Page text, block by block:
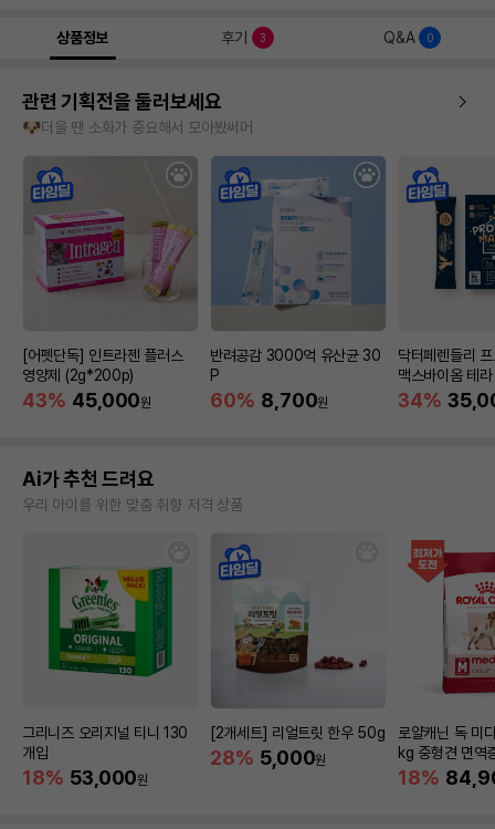
상품정보 후기 3 Q&A 0
관련 기획전을 둘러보세요
🐶더울 땐 소화가 중요해서 모아봤써머
[어펫단독] 인트라젠 플러스
영양제 (2g*200p)
43% 45,000원
반려공감 3000억 유산균 30
P
60% 8,700원
닥터페렌들리
맥스바이옴 테
아보기
34%
Ai가 추천 드려요
우리 아이를 위한 맞춤 취향 저격 상품
그리니즈 오리지널 티니 130
개입
18% 53,000원
[2개세트] 리얼트릿 한우 50g
28% 5,000원
로얄캐닌 독 미
kg 중형견 면역
18%